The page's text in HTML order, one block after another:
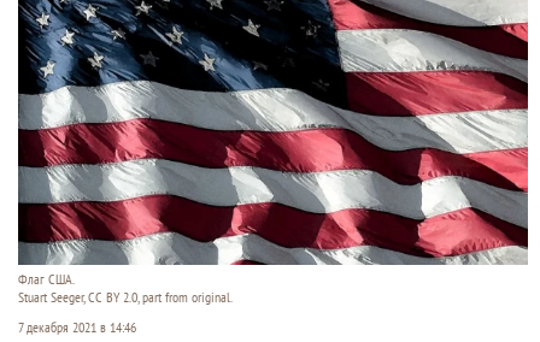
Флаг США.
Stuart Seeger, CC BY 2.0, part from original.
7 декабря 2021 в 14:46